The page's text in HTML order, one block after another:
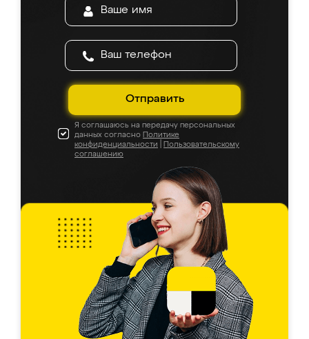
Отправить
Я соглашаюсь на передачу персональных
данных согласно Политике
конфиденциальности
Пользовательскому
соглашению